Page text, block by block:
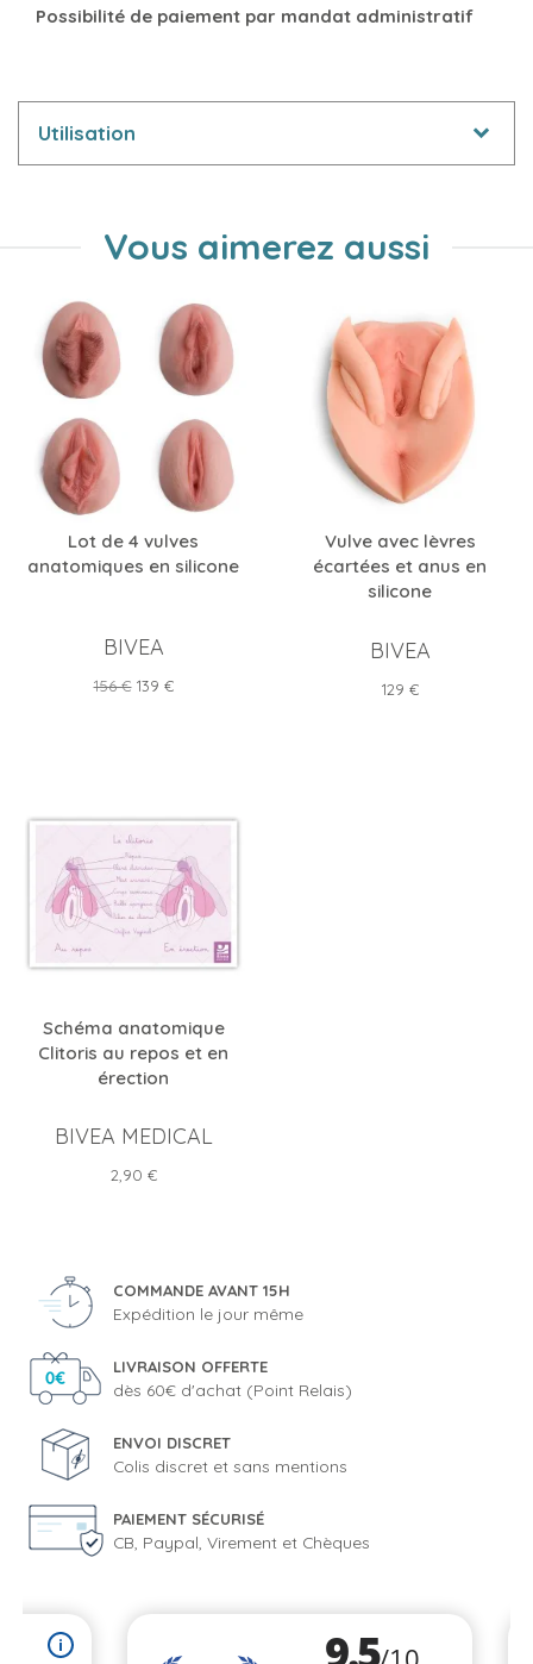
Possibilité de paiement par mandat administratif
Utilisation
Vous aimerez aussi
Lot de 4 vulves
anatomiques en silicone
BIVEA
Prix
156 € Prix
139 €
Vulve avec lèvres
écartées et anus en
silicone
BIVEA
Prix
129 €
Schéma anatomique
Clitoris au repos et en
érection
BIVEA MEDICAL
Prix
2,90 €
COMMANDE AVANT 15H
Expédition le jour même
LIVRAISON OFFERTE
dès 60€ d'achat (Point Relais)
ENVOI DISCRET
Colis discret et sans mentions
PAIEMENT SÉCURISÉ
CB, Paypal, Virement et Chèques